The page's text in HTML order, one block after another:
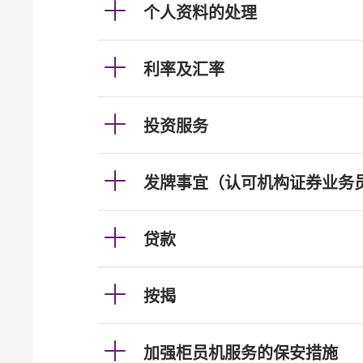
个人资料的处理
利率及汇率
投资服务
发牌事宜（认可机构证券业务
贷款
按揭
加强柜员机服务的保安措施